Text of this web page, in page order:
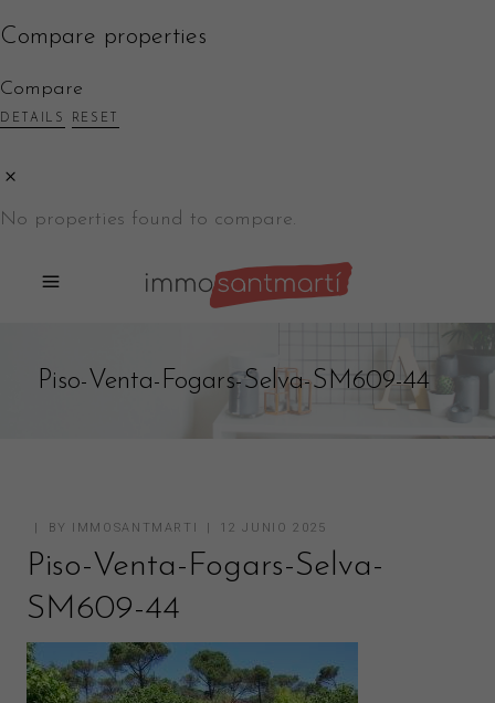
Compare properties
Compare
DETAILS RESET
No properties found to compare.
Piso-Venta-Fogars-Selva-SM609-44
BY IMMOSANTMARTI 12 JUNIO 2025
Piso-Venta-Fogars-Selva-
SM609-44